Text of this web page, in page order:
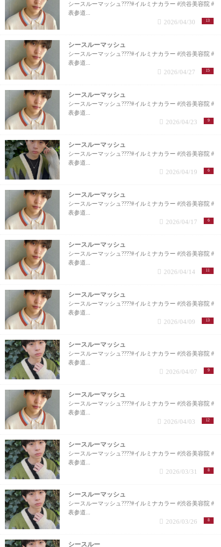
シースルーマッシュ????#イルミナカラー #渋谷美容院 #
表参道...
13
2026/04/30
シースルーマッシュ
シースルーマッシュ????#イルミナカラー #渋谷美容院 #
表参道...
15
2026/04/27
シースルーマッシュ
シースルーマッシュ????#イルミナカラー #渋谷美容院 #
表参道...
9
2026/04/23
シースルーマッシュ
シースルーマッシュ????#イルミナカラー #渋谷美容院 #
表参道...
6
2026/04/19
シースルーマッシュ
シースルーマッシュ????#イルミナカラー #渋谷美容院 #
表参道...
6
2026/04/17
シースルーマッシュ
シースルーマッシュ????#イルミナカラー #渋谷美容院 #
表参道...
11
2026/04/14
シースルーマッシュ
シースルーマッシュ????#イルミナカラー #渋谷美容院 #
表参道...
13
2026/04/09
シースルーマッシュ
シースルーマッシュ????#イルミナカラー #渋谷美容院 #
表参道...
9
2026/04/07
シースルーマッシュ
シースルーマッシュ????#イルミナカラー #渋谷美容院 #
表参道...
12
2026/04/03
シースルーマッシュ
シースルーマッシュ????#イルミナカラー #渋谷美容院 #
表参道...
8
2026/03/31
シースルーマッシュ
シースルーマッシュ????#イルミナカラー #渋谷美容院 #
表参道...
8
2026/03/26
シースルー